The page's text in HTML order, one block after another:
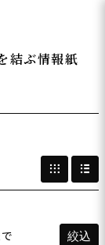
結ぶ情報紙
絞込